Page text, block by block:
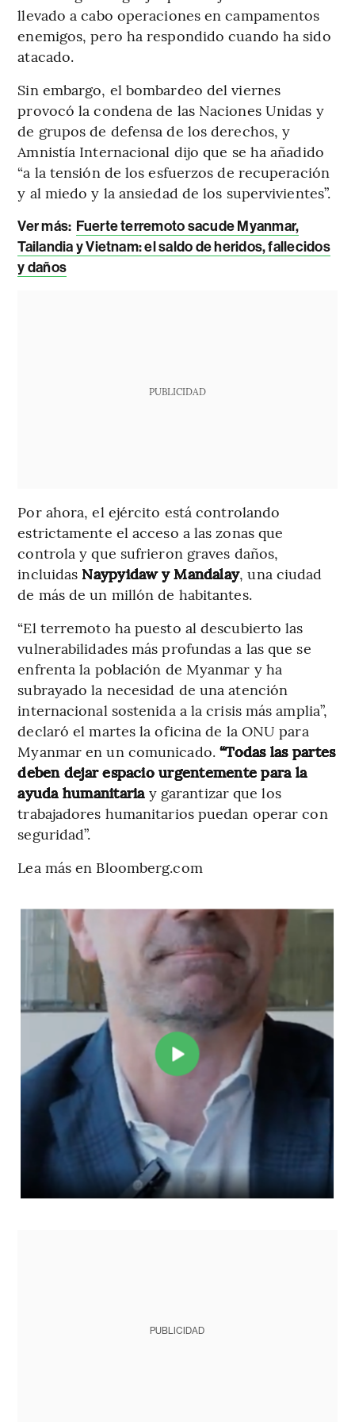
llevado a cabo operaciones en campamentos
enemigos, pero ha respondido cuando ha sido
atacado.
Sin embargo, el bombardeo del viernes
provocó la condena de las Naciones Unidas y
de grupos de defensa de los derechos, y
Amnistía Internacional dijo que se ha añadido
“a la tensión de los esfuerzos de recuperación
y al miedo y la ansiedad de los supervivientes”.
Ver más: Fuerte terremoto sacude Myanmar,
Tailandia y Vietnam: el saldo de heridos, fallecidos
y daños
PUBLICIDAD
Por ahora, el ejército está controlando
estrictamente el acceso a las zonas que
controla y que sufrieron graves daños,
incluidas Naypyidaw y Mandalay, una ciudad
de más de un millón de habitantes.
“El terremoto ha puesto al descubierto las
vulnerabilidades más profundas a las que se
enfrenta la población de Myanmar y ha
subrayado la necesidad de una atención
internacional sostenida a la crisis más amplia”,
declaró el martes la oficina de la ONU para
Myanmar en un comunicado.“Todas las partes
deben dejar espacio urgentemente para la
ayuda humanitaria y garantizar que los
trabajadores humanitarios puedan operar con
seguridad”.
Lea más en Bloomberg.com
PUBLICIDAD